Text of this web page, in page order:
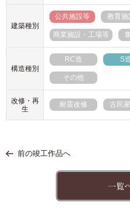
建築種別
公共施設等 教育施
商業施設・工場等
構造種別
RC造 S
その他
改修・再
生
耐震改修 古民
前の竣工作品へ